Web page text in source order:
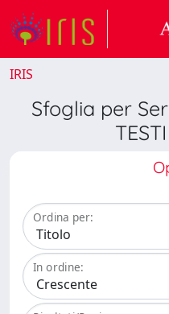
IRIS
Sfoglia per
Ordina per:
In ordine: